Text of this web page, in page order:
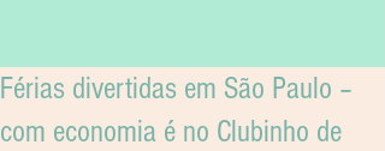
Férias divertidas em São Paulo –
com economia é no Clubinho de